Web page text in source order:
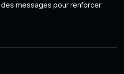
des messages pour renforcer